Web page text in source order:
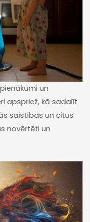
un
apspriež, kā sadalīt
saistības un citus
novērtēti un